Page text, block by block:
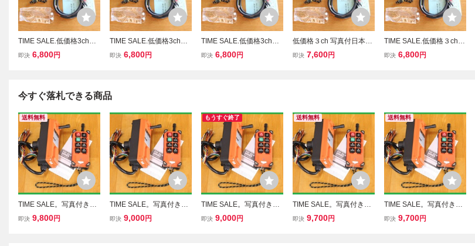
TIME SALE.低価格3ch写
真付日本語取付取扱説明
ーゲート
即決 6,800円
TIME SALE.低価格3ch写
真付日本語取付取扱説明
ーゲート
即決 6,800円
TIME SALE.低価格3ch写
真付日本語取付取扱説明
即決 6,800円
低価格３ch 写真付日本語
取付取扱説明書DC 24V
即決 7,600円
TIME SALE.低価格３ch
写真付日本語取付DC 24V
即決 6,800円
今すぐ落札できる商品
送料無料
TIME SALE。写真付き日
本語取付取扱説明書 新7c
即決 9,800円
TIME SALE。写真付き日
本語取付取扱説明書 新7c
即決 9,000円
もうすぐ終了
TIME SALE。写真付き日
本語取付取扱説明書 新7c
即決 9,000円
送料無料
TIME SALE。写真付き日
本語取付取扱説明書 新7c
即決 9,700円
送料無料
TIME SALE。写真付き日
本語取付取扱説明書 新7c
即決 9,700円